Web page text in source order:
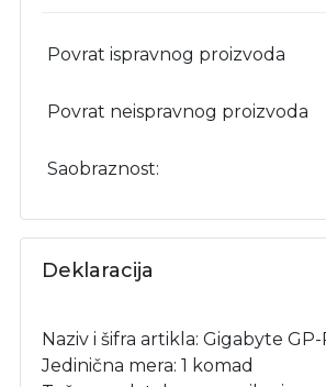
Povrat ispravnog proizvoda
Povrat neispravnog proizvoda
Saobraznost:
Deklaracija
Naziv i šifra artikla: Gigabyte
Jedinična mera: 1 komad